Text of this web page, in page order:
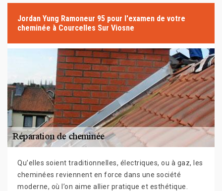
Jordan Yung Ramoneur 95 pour l'examen de votre
cheminée à Courcelles Sur Viosne
Qu’elles soient traditionnelles, électriques, ou à gaz, les
cheminées reviennent en force dans une société
moderne, où l’on aime allier pratique et esthétique.